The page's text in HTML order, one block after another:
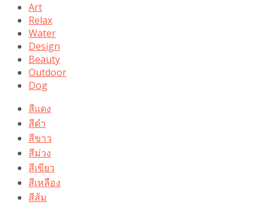
Art
Relax
Water
Design
Beauty
Outdoor
Dog
สีแดง
สีดำ
สีขาว
สีม่วง
สีเขียว
สีเหลือง
สีส้ม